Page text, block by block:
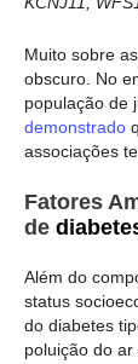
Muito sobre
obscuro. No
população de
demonstrado
associações
Fatores
de
Além do
status
do diabetes
poluição do